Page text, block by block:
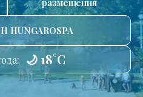
размещения
🌙 18°C